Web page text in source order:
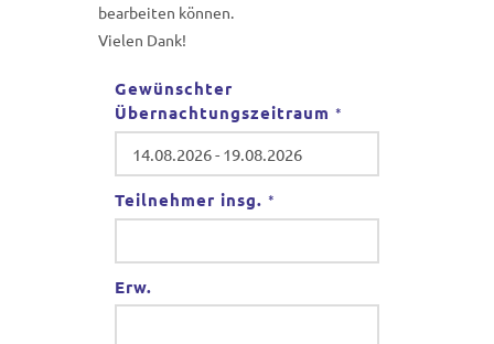
bearbeiten können.
Vielen Dank!
Gewünschter
Übernachtungszeitraum *
Teilnehmer insg. *
Erw.